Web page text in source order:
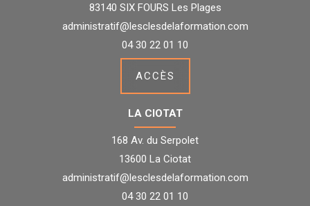
83140 SIX FOURS Les Plages
administratif@lesclesdelaformation.com
04 30 22 01 10
ACCÈS
LA CIOTAT
168 Av. du Serpolet
13600 La Ciotat
administratif@lesclesdelaformation.com
04 30 22 01 10